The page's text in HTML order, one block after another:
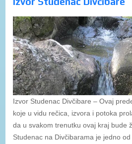
Izvor Studenac Divčibare – Ovaj
koje u vidu rečica, izvora i potoka
da u svakom trenutku ovaj kraj bude
Studenac na Divčibarama je jedno